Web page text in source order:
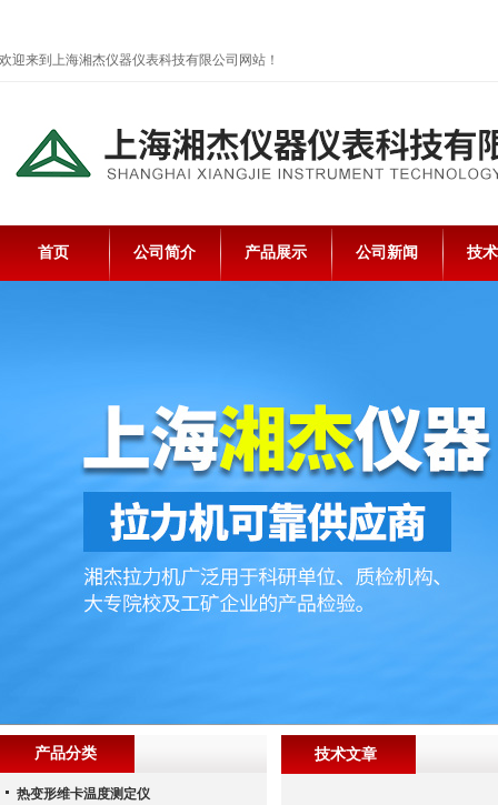
欢迎来到上海湘杰仪器仪表科技有限公司网站！
首页 公司简介 产品展示 公司新闻 技
技术文章
产品分类
热变形维卡温度测定仪